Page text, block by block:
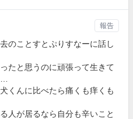
のことすとぷりすなーに話し
たと思うのに頑張って生きて
くんに比べたら痛くも痒くも
人が居るなら自分も辛いこと
報告